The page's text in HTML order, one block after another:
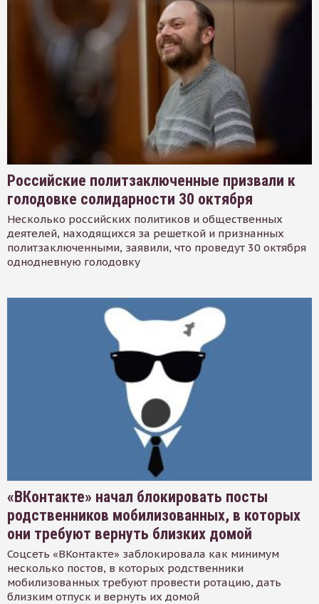
Российские политзаключенные призвали к
голодовке солидарности 30 октября
Несколько российских политиков и общественных
деятелей, находящихся за решеткой и признанных
политзаключенными, заявили, что проведут 30 октября
однодневную голодовку
«ВКонтакте» начал блокировать посты
родственников мобилизованных, в которых
они требуют вернуть близких домой
Соцсеть «ВКонтакте» заблокировала как минимум
несколько постов, в которых родственники
мобилизованных требуют провести ротацию, дать
близким отпуск и вернуть их домой